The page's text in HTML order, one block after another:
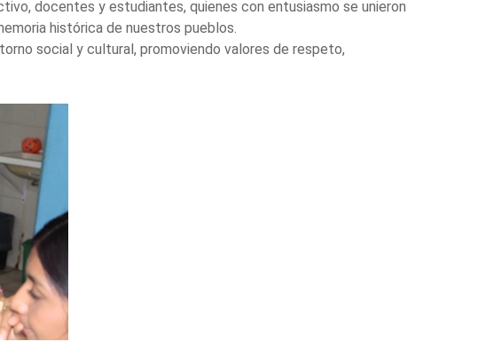
docentes y estudiantes, quienes con entusiasmo se unieron
histórica de nuestros pueblos.
social y cultural, promoviendo valores de respeto,